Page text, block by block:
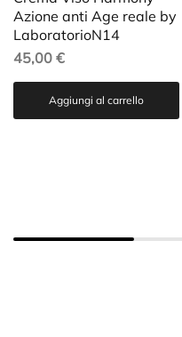
Azione anti Age reale by
LaboratorioN14
45,00 €
Aggiungi al carrello